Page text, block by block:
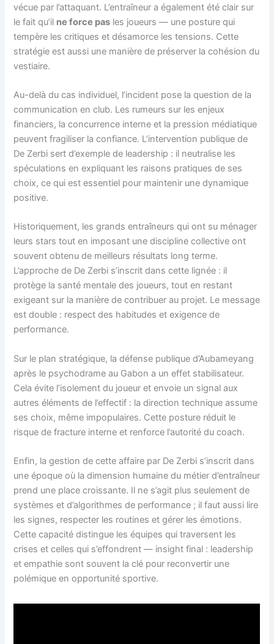
vécue par l’attaquant. L’entraîneur a également été clair sur
le fait qu’il ne force pas les joueurs — une posture qui
tempère les critiques et désamorce les tensions. Cette
stratégie est aussi une manière de préserver la cohésion du
vestiaire.
Au-delà du cas individuel, l’incident pose la question de la
communication en club. Les rumeurs sur les enjeux
financiers, la concurrence interne et la pression médiatique
peuvent fragiliser la confiance. L’intervention publique de
De Zerbi sert d’exemple de leadership : il neutralise les
spéculations en expliquant les raisons pratiques de ses
choix, ce qui est essentiel pour maintenir une dynamique
positive.
Historiquement, les grands entraîneurs qui ont su ménager
leurs stars tout en imposant une discipline collective ont
souvent obtenu de meilleurs résultats long terme.
L’approche de De Zerbi s’inscrit dans cette lignée : il
protège la santé mentale des joueurs, tout en restant
exigeant sur la manière de contribuer au projet. Le message
est double : respect des habitudes et exigence de
performance.
Sur le plan stratégique, la défense publique d’Aubameyang
après le psychodrame au Gabon a un effet stabilisateur.
Cela évite l’isolement du joueur et envoie un signal aux
autres éléments de l’effectif : la direction technique assume
ses choix, même impopulaires. Cette posture réduit le
risque de fracture interne et renforce l’autorité du coach.
Enfin, la gestion de cette affaire par De Zerbi s’inscrit dans
une époque où la dimension humaine du métier d’entraîneur
prend une place croissante. Il ne s’agit plus seulement de
systèmes et d’algorithmes de performance ; il faut aussi lire
les signes, respecter les routines et gérer les émotions.
Cette capacité distingue les équipes qui traversent les
crises et celles qui s’effondrent — insight final : leadership
et empathie sont souvent la clé pour reconvertir une
polémique en opportunité sportive.